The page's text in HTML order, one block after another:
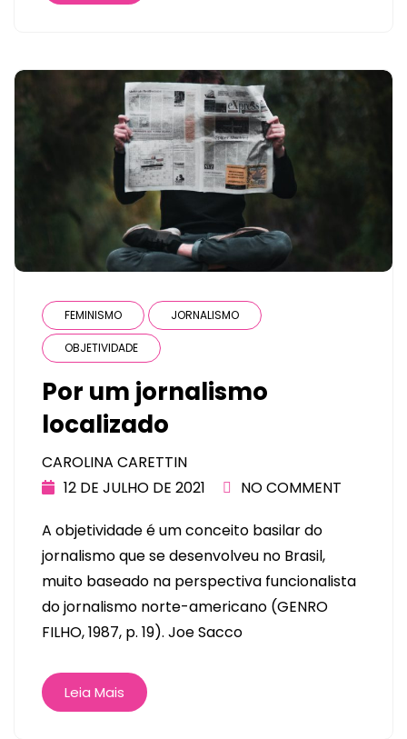
FEMINISMO JORNALISMO
OBJETIVIDADE
Por um jornalismo
localizado
CAROLINA CARETTIN
12 DE JULHO DE 2021
NO COMMENT
A objetividade é um conceito basilar do
jornalismo que se desenvolveu no Brasil,
muito baseado na perspectiva funcionalista
do jornalismo norte-americano (GENRO
FILHO, 1987, p. 19). Joe Sacco
Leia Mais